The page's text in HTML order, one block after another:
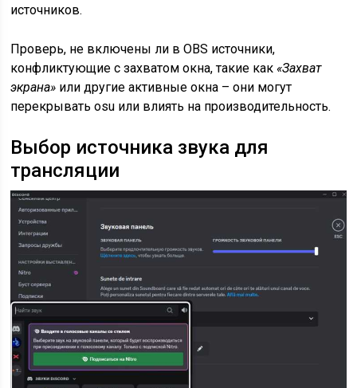
источников.
Проверь, не включены ли в OBS источники,
конфликтующие с захватом окна, такие как«Захват
экрана» или другие активные окна – они могут
перекрывать osu или влиять на производительность.
Выбор источника звука для
трансляции